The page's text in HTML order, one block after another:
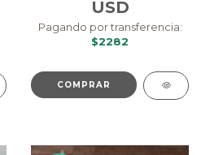
USD
Pagando por transferencia:
$2282
COMPRAR